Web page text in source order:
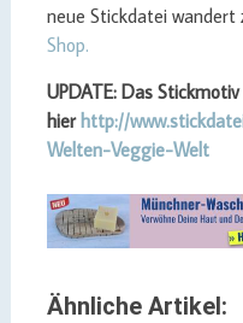
neue Stickdatei wandert
Shop.
UPDATE: Das
hierhttp://
Welten-Veggie-Welt
Ähnliche Artikel: